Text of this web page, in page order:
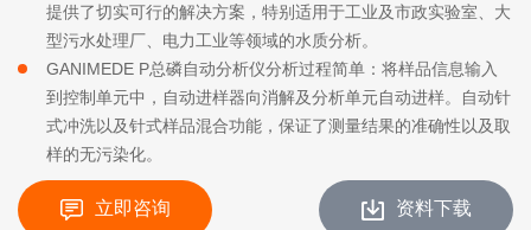
提供了切实可行的解决方案，特别适用于工业及市政实验室、大
型污水处理厂、电力工业等领域的水质分析。
GANIMEDE P总磷自动分析仪分析过程简单：将样品信息输入
到控制单元中，自动进样器向消解及分析单元自动进样。自动针
式冲洗以及针式样品混合功能，保证了测量结果的准确性以及取
样的无污染化。
立即咨询 资料下载